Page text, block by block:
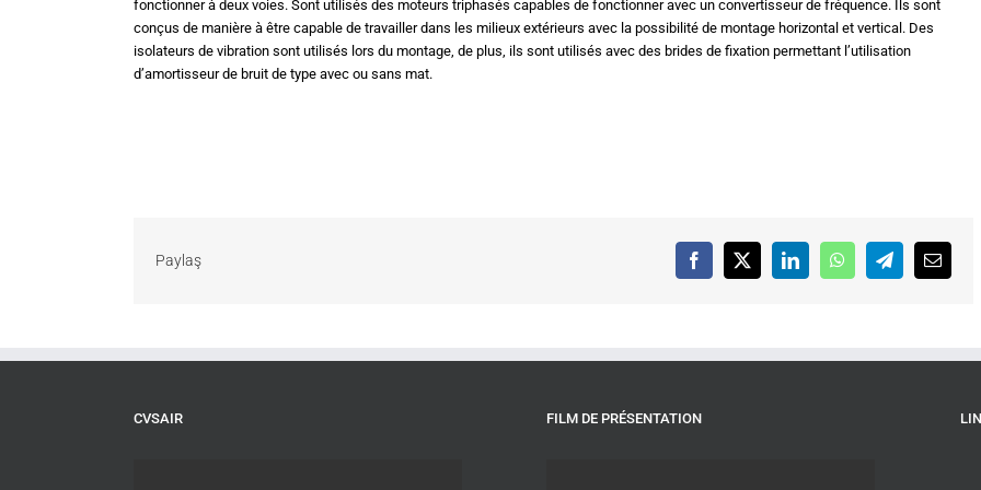
fonctionner à deux voies. Sont utilisés des moteurs triphasés capables de fonctionner avec un convertisseur de fréquence. Ils sont
conçus de manière à être capable de travailler dans les milieux extérieurs avec la possibilité de montage horizontal et vertical. Des
isolateurs de vibration sont utilisés lors du montage, de plus, ils sont utilisés avec des brides de fixation permettant l’utilisation
d’amortisseur de bruit de type avec ou sans mat.
Paylaş Facebook
X LinkedInWhatsAppTelegramEmail
CVSAIR FILM DE PRÉSENTATION